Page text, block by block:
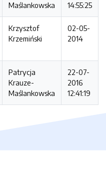
Maślankowska
14:55:25
Krzysztof
Krzemiński
02-05-
2014
Patrycja
Krauze-
Maślankowska
22-07-
2016
12:41:19